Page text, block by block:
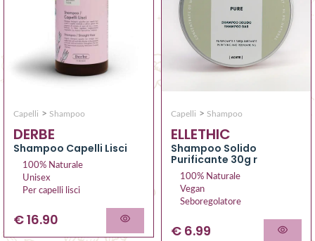
Capelli > Shampoo
DERBE
Shampoo Capelli Lisci
100% Naturale
Unisex
Per capelli lisci
€ 16.90
Capelli > Shampoo
ELLETHIC
Shampoo Solido
Purificante 30g r
100% Naturale
Vegan
Seboregolatore
€ 6.99